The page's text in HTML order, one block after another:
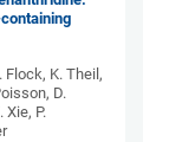
Flock, K. Theil,
D.
Xie, P.